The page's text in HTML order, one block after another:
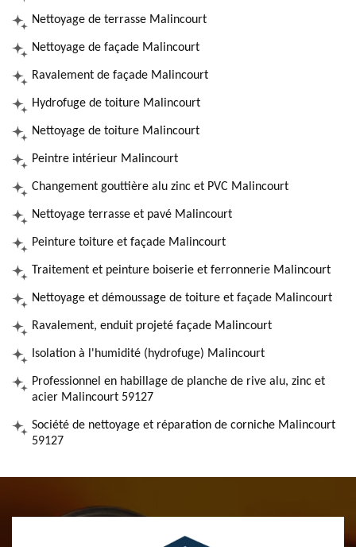
Nettoyage de terrasse Malincourt
Nettoyage de façade Malincourt
Ravalement de façade Malincourt
Hydrofuge de toiture Malincourt
Nettoyage de toiture Malincourt
Peintre intérieur Malincourt
Changement gouttière alu zinc et PVC Malincourt
Nettoyage terrasse et pavé Malincourt
Peinture toiture et façade Malincourt
Traitement et peinture boiserie et ferronnerie Malincourt
Nettoyage et démoussage de toiture et façade Malincourt
Ravalement, enduit projeté façade Malincourt
Isolation à l'humidité (hydrofuge) Malincourt
Professionnel en habillage de planche de rive alu, zinc et
acier Malincourt 59127
Société de nettoyage et réparation de corniche Malincourt
59127